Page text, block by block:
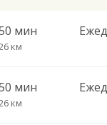
мин
км
мин
км